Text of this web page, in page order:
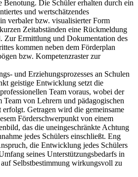
Benotung. Die Schüler erhalten durch ein
und wertschätzendes
verbaler bzw. visualisierter Form
Zeitabständen eine Rückmeldung
Zur Ermittlung und Dokumentation des
kommen neben dem Förderplan
bzw. Kompetenzraster zur
und Erziehungsprozesses an Schulen
geistige Entwicklung setzt die
Team voraus, wobei der
von Lehrern und pädagogischen
Getragen wird die gemeinsame
Förderschwerpunkt von einem
das die uneingeschränkte Achtung
jedes Schülers einschließt. Eng
die Entwicklung jedes Schülers
seines Unterstützungsbedarfs in
Selbstbestimmung wirkungsvoll zu